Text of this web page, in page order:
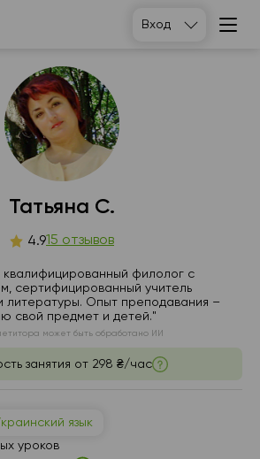
Вход
людей рекомендуют
Татьяна С.
4.915 отзывов
квалифицированный филолог с
сертифицированный учитель
литературы. Опыт преподавания –
свой предмет и детей."
может быть обработано ИИ
занятия от 298 ₴/час
язык
уроков
сб
вс
Нет
свободных
часов